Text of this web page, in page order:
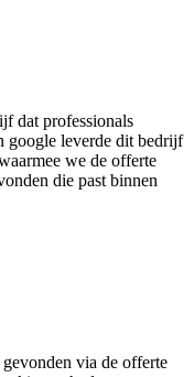
dat professionals
google leverde dit bedrijf
we de offerte
die past binnen
via de offerte